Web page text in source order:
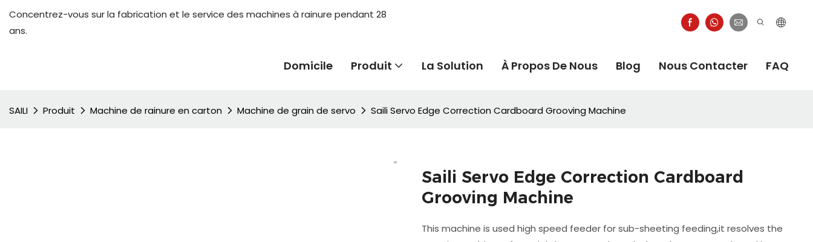
Concentrez-vous sur la fabrication et le service des machines à rainure pendant 28
ans.
Domicile Produit La Solution À Propos De Nous Blog Nous Contacter FAQ
SAILI Produit Machine de rainure en carton Machine de grain de servo Saili Servo Edge Correction Cardboard Grooving Machine
Saili Servo Edge Correction Cardboard
Grooving Machine
This machine is used high speed feeder for sub-sheeting feeding,it resolves the